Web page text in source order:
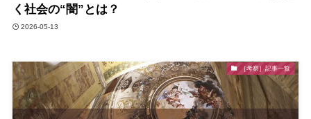
く社会の“闇”とは？
2026-05-13
［考察］記事一覧